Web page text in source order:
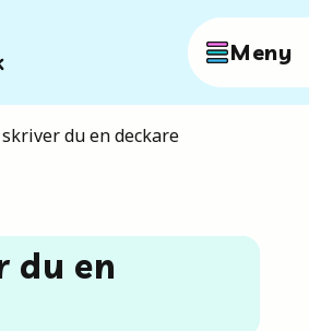
Meny
skriver du en deckare
du en